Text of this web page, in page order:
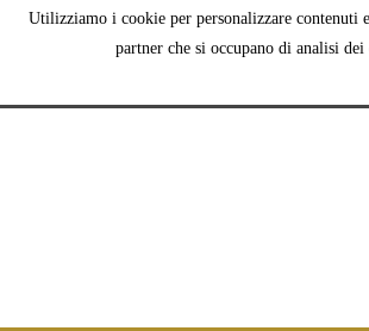
Utilizziamo i cookie per personalizzare
partner che si occupano di analisi